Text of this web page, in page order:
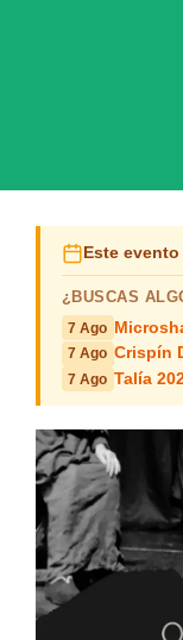
Este
¿BUSCAS
7 Ago
7 Ago Crispín
7 Ago Talía